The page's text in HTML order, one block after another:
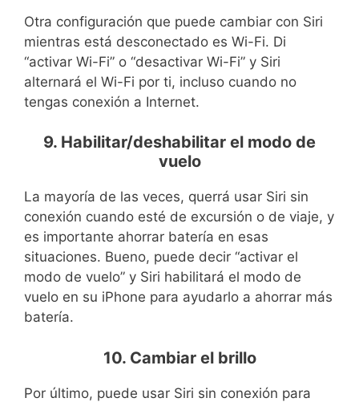
Otra configuración que puede cambiar con Siri
mientras está desconectado es Wi-Fi. Di
“activar Wi-Fi” o “desactivar Wi-Fi” y Siri
alternará el Wi-Fi por ti, incluso cuando no
tengas conexión a Internet.
9. Habilitar/deshabilitar el modo de
vuelo
La mayoría de las veces, querrá usar Siri sin
conexión cuando esté de excursión o de viaje, y
es importante ahorrar batería en esas
situaciones. Bueno, puede decir “activar el
modo de vuelo” y Siri habilitará el modo de
vuelo en su iPhone para ayudarlo a ahorrar más
batería.
10. Cambiar el brillo
Por último, puede usar Siri sin conexión para